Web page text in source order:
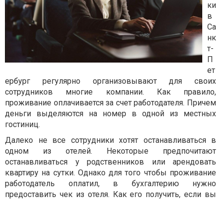
ки
в
Са
нк
т-
П
ет
ербург регулярно организовывают для своих
сотрудников многие компании. Как правило,
проживание оплачивается за счет работодателя. Причем
деньги выделяются на номер в одной из местных
гостиниц.
Далеко не все сотрудники хотят останавливаться в
одном из отелей. Некоторые предпочитают
останавливаться у родственников или арендовать
квартиру на сутки. Однако для того чтобы проживание
работодатель оплатил, в бухгалтерию нужно
предоставить чек из отеля. Как его получить, если вы